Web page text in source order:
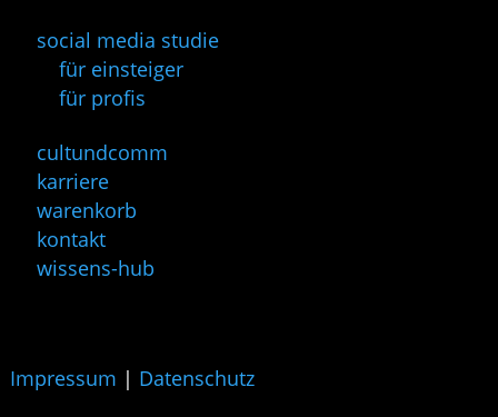
social media studie
für einsteiger
für profis
cultundcomm
karriere
warenkorb
kontakt
wissens-hub
Impressum | Datenschutz